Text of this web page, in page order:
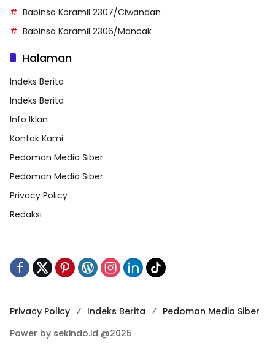
Babinsa Koramil 2307/Ciwandan
Babinsa Koramil 2306/Mancak
Halaman
Indeks Berita
Indeks Berita
Info Iklan
Kontak Kami
Pedoman Media Siber
Pedoman Media Siber
Privacy Policy
Redaksi
Privacy Policy Indeks Berita
Pedoman Media Siber
Power by sekindo.id @2025